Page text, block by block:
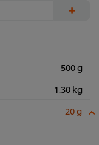
+
500 g
1.30 kg
20 g